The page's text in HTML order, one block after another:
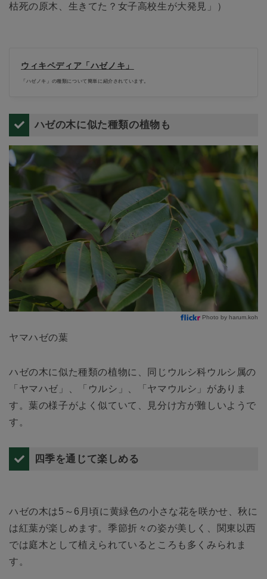
枯死の原木、生きてた？女子高校生が大発見」）
ウィキペディア「ハゼノキ」
「ハゼノキ」の種類について簡単に紹介されています。
ハゼの木に似た種類の植物も
Photo by harum.koh
ヤマハゼの葉
ハゼの木に似た種類の植物に、同じウルシ科ウルシ属の
「ヤマハゼ」、「ウルシ」、「ヤマウルシ」がありま
す。葉の様子がよく似ていて、見分け方が難しいようで
す。
四季を通じて楽しめる
ハゼの木は5～6月頃に黄緑色の小さな花を咲かせ、秋に
は紅葉が楽しめます。季節折々の姿が美しく、関東以西
では庭木として植えられているところも多くみられま
す。